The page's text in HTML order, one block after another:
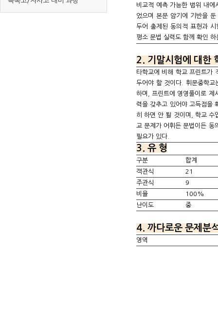
비교적 예측 가능한 범위 내
었으며 본문 암기에 기반을
두어 출제된 동의적 표현과
평소 문법 실력도 함께 확인
2. 기말시험에 대한
타학교에 비해 학교 프린트가
두어야 할 것이다. 휘문중학
하며, 프린트에 영영풀이로 제
력을 갖추고 있어야 고득점을
히 하면 안 될 것이며, 학교 수
교 문제가 어휘든 문법이든 동
필요가 있다.
3. 유 형
구분
합계
객관식
21
주관식
9
비율
100%
난이도
중
4. 까다로운 문제분
영역